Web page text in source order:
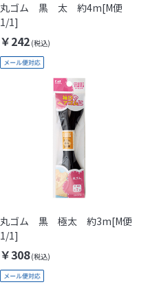
丸ゴム 黒 太 約4m[M便
1/1]
￥242
丸ゴム 黒 極太 約3m[M便
1/1]
￥308